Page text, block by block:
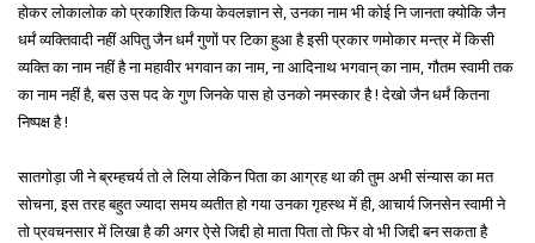
होकर लोकालोक को प्रकाशित किया केवलज्ञान से, उनका नाम भी कोई नि जानता क्योकि जैन
धर्मं व्यक्तिवादी नहीं अपितु जैन धर्मं गुणों पर टिका हुआ है इसी प्रकार णमोकार मन्त्र में किसी
व्यक्ति का नाम नहीं है ना महावीर भगवान का नाम, ना आदिनाथ भगवान् का नाम, गौतम स्वामी तक
का नाम नहीं है, बस उस पद के गुण जिनके पास हो उनको नमस्कार है ! देखो जैन धर्मं कितना
निष्पक्ष है !
सातगोड़ा जी ने ब्रम्हचर्य तो ले लिया लेकिन पिता का आग्रह था की तुम अभी संन्यास का मत
सोचना, इस तरह बहुत ज्यादा समय व्यतीत हो गया उनका गृहस्थ में ही, आचार्य जिनसेन स्वामी ने
तो प्रवचनसार में लिखा है की अगर ऐसे जिद्दी हो माता पिता तो फिर वो भी जिद्दी बन सकता है